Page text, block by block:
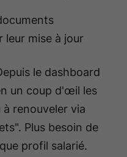
leur mise à jour
le dashboard
un coup d'œil les
renouveler via
Plus besoin de
profil salarié.